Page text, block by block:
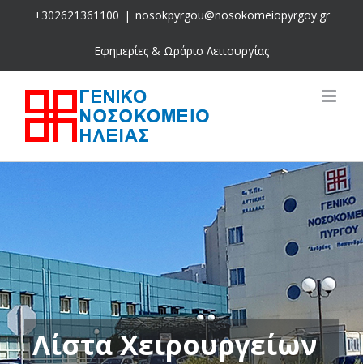
+302621361100 | nosokpyrgou@nosokomeiopyrgoy.gr
Εφημερίες & Ωράριο Λειτουργίας
Λίστα Χειρουργείων